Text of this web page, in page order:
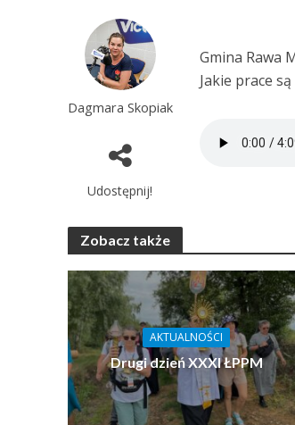
Dagmara Skopiak
Udostępnij!
Gmina Rawa
Jakie prace
Zobacz także
AKTUALNOŚCI
Drugi dzień XXXI ŁPPM